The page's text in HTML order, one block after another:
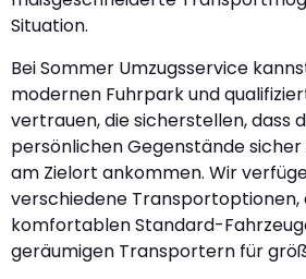
Situation.
Bei Sommer Umzugsservice
modernen Fuhrpark und
vertrauen, die sicherstellen, dass
persönlichen Gegenstände
am Zielort ankommen. Wir
verschiedene Transportoptionen,
komfortablen Standard-
geräumigen Transportern für